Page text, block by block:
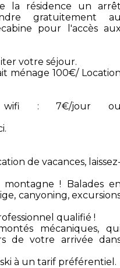
la résidence un
gratuitement
pour l'accès
votre séjour.
ménage 100€/
wifi : 7€/jour
de vacances,
! Balades
canyoning,
qualifié !
mécaniques,
de votre arrivée
à un tarif préférentiel.